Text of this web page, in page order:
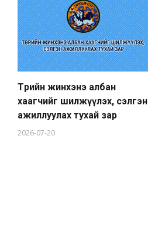
Төрийн жинхэнэ албан
хаагчийг шилжүүлэх, сэлгэн
ажиллуулах тухай зар
2026-07-20